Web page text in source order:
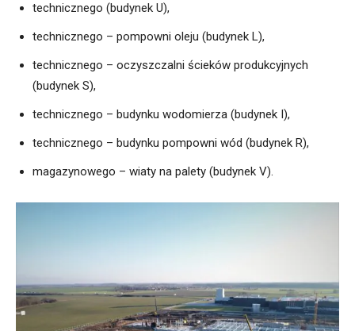
technicznego (budynek U),
technicznego – pompowni oleju (budynek L),
technicznego – oczyszczalni ścieków produkcyjnych
(budynek S),
technicznego – budynku wodomierza (budynek I),
technicznego – budynku pompowni wód (budynek R),
magazynowego – wiaty na palety (budynek V).